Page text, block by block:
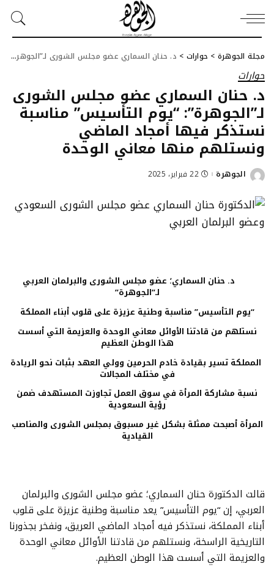
مجلة الجوهرة > حوارات > د. حنان السماري عضو مجلس الشورى لـ”الجوهرة”: “يوم التأسيس” مناسبة نستذكر فيها أمجاد الماضي ونستلهم منها معاني الوحدة
حوارات
د. حنان السماري عضو مجلس الشورى
لـ”الجوهرة”: “يوم التأسيس” مناسبة
نستذكر فيها أمجاد الماضي
ونستلهم منها معاني الوحدة
Posted
الجوهرة 22 فبراير، 2025
د. حنان السماري؛ عضو مجلس الشورى والبرلمان العربي
لـ”الجوهرة”
“يوم التأسيس” مناسبة وطنية عزيزة على قلوب أبناء المملكة
نستلهم من قادتنا الأوائل معاني الوحدة والعزيمة التي أسست
هذا الوطن العظيم
المملكة تسير بقيادة خادم الحرمين وولي العهد بثبات نحو الريادة
في مختلف المجالات
نسبة مشاركة المرأة في سوق العمل تجاوزت المستهدف ضمن
رؤية السعودية
المرأة أصبحت ممثلة بشكل غير مسبوق بمجلس الشورى والمناصب
القيادية
قالت الدكتورة حنان السماري؛ عضو مجلس الشورى والبرلمان
العربي، إن “يوم التأسيس” يعد مناسبة وطنية عزيزة على قلوب
أبناء المملكة، نستذكر فيه أمجاد الماضي العريق، ونفخر بجذورنا
التاريخية الراسخة، ونستلهم من قادتنا الأوائل معاني الوحدة
والعزيمة التي أسست هذا الوطن العظيم.